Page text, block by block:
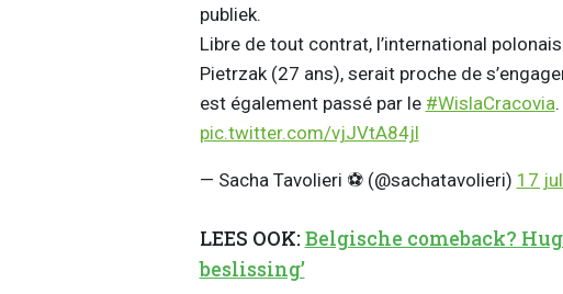
publiek.
Libre de tout contrat, l’international
Pietrzak (27 ans), serait proche de
est également passé par le #WislaCracovia.
pic.twitter.com/vjJVtA84jl
— Sacha Tavolieri ⚽️ (@sachatavolieri) 17
LEES OOK:Belgische comeback?
beslissing’